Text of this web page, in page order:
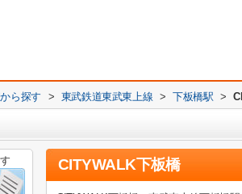
ら探す > 東武鉄道東武東上線 > 下板橋駅 >
CITYWALK下板橋